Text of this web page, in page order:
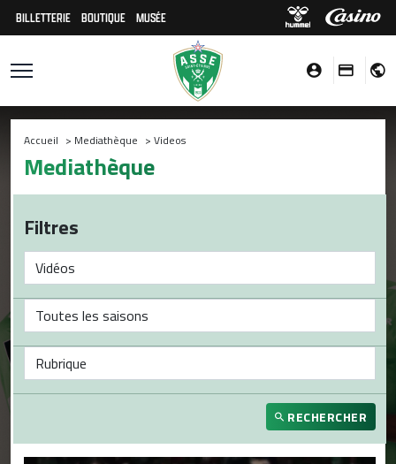
BILLETTERIE BOUTIQUE MUSÉE
Accueil > Mediathèque > Videos
Mediathèque
Filtres
RECHERCHER